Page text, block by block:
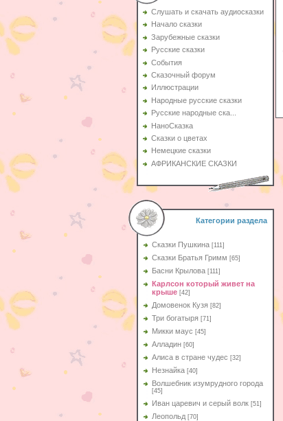
Слушать и скачать аудиосказки
Начало сказки
Зарубежные сказки
Русские сказки
События
Сказочный форум
Иллюстрации
Народные русские сказки
Русские народные ска...
НаноСказка
Сказки о цветах
Немецкие сказки
АФРИКАНСКИЕ СКАЗКИ
Категории раздела
Сказки Пушкина [111]
Сказки Братья Гримм [65]
Басни Крылова [111]
Карлсон который живет на
крыше [42]
Домовенок Кузя [82]
Три богатыря [71]
Микки маус [45]
Алладин [60]
Aлиса в стране чудес [32]
Незнайка [40]
Волшебник изумрудного города
[45]
Иван царевич и серый волк [51]
Леопольд [70]